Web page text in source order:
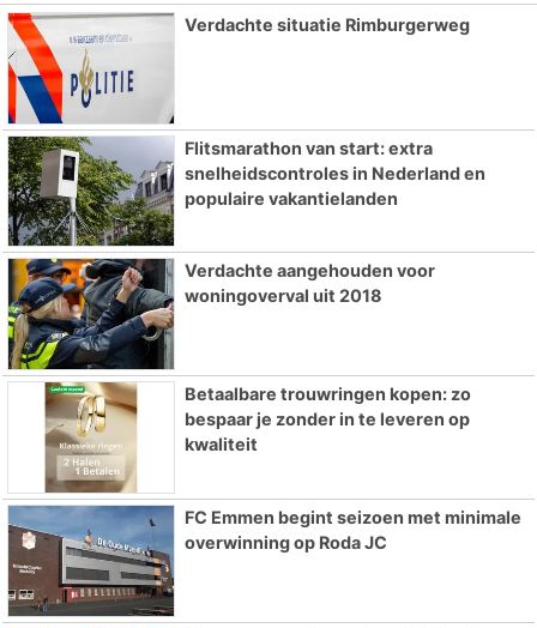
Verdachte situatie Rimburgerweg
Flitsmarathon van start: extra
snelheidscontroles in Nederland en
populaire vakantielanden
Verdachte aangehouden voor
woningoverval uit 2018
Betaalbare trouwringen kopen: zo
bespaar je zonder in te leveren op
kwaliteit
FC Emmen begint seizoen met minimale
overwinning op Roda JC